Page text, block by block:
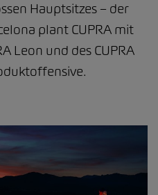
Hauptsitzes – der
plant CUPRA mit
Leon und des CUPRA